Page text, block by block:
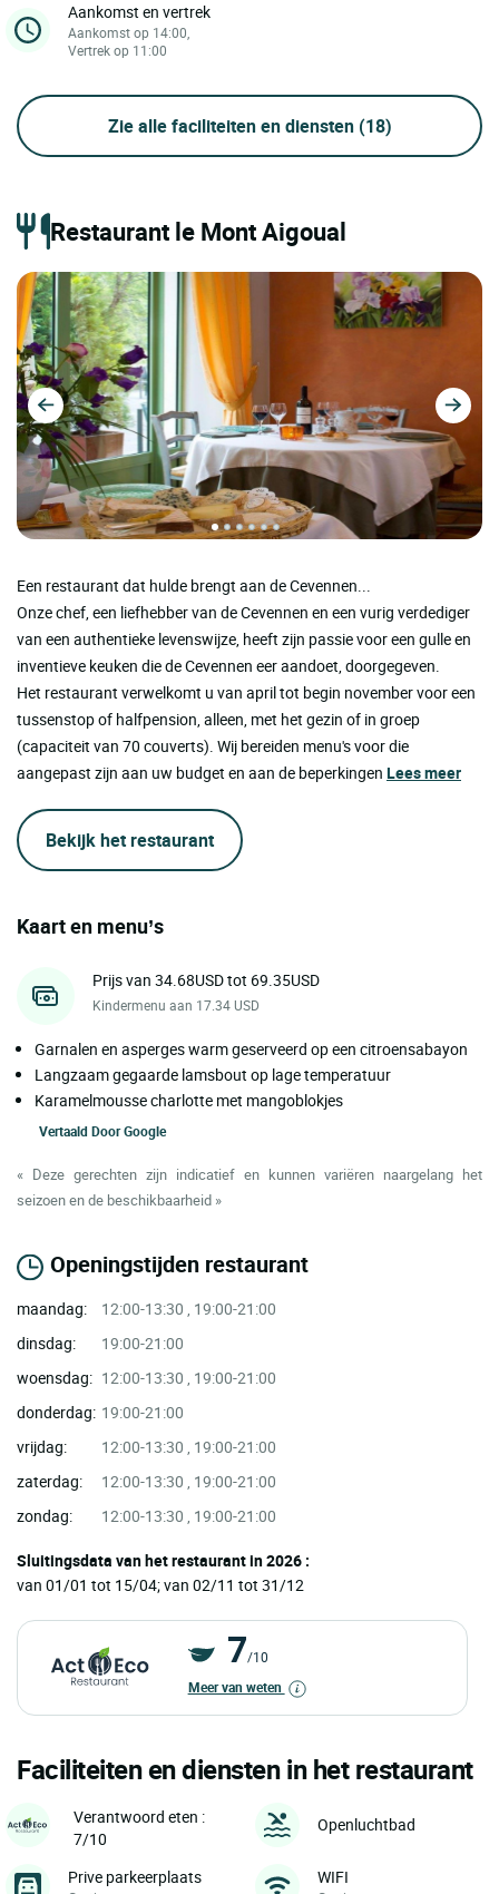
Aankomst en vertrek
Aankomst op 14:00,
Vertrek op 11:00
Zie alle faciliteiten en diensten (18)
Restaurant le Mont Aigoual
Een restaurant dat hulde brengt aan de Cevennen...
Onze chef, een liefhebber van de Cevennen en een vurig verdediger
van een authentieke levenswijze, heeft zijn passie voor een gulle en
inventieve keuken die de Cevennen eer aandoet, doorgegeven.
Het restaurant verwelkomt u van april tot begin november voor een
tussenstop of halfpension, alleen, met het gezin of in groep
(capaciteit van 70 couverts). Wij bereiden menu's voor die
aangepast zijn aan uw budget en aan de beperkingen Lees meer
Bekijk het restaurant
Kaart en menu’s
Prijs van 34.68USD tot 69.35USD
Kindermenu aan 17.34 USD
Garnalen en asperges warm geserveerd op een citroensabayon
Langzaam gegaarde lamsbout op lage temperatuur
Karamelmousse charlotte met mangoblokjes
Vertaald DoorGoogle
« Deze gerechten zijn indicatief en kunnen variëren naargelang het
seizoen en de beschikbaarheid »
Openingstijden restaurant
maandag:
12:00-13:30 , 19:00-21:00
dinsdag:
19:00-21:00
woensdag: 12:00-13:30 , 19:00-21:00
donderdag: 19:00-21:00
vrijdag:
12:00-13:30 , 19:00-21:00
zaterdag:
12:00-13:30 , 19:00-21:00
zondag:
12:00-13:30 , 19:00-21:00
Sluitingsdata van het restaurant in 2026 :
van 01/01 tot 15/04; van 02/11 tot 31/12
7/10
Meer van weten
Faciliteiten en diensten in het restaurant
Verantwoord eten :
7/10
Openluchtbad
Prive parkeerplaats WIFI